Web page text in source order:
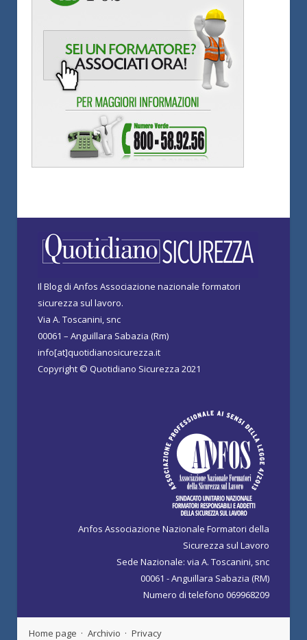
Il Blog di Anfos Associazione nazionale formatori
sicurezza sul lavoro.
Via A. Toscanini, snc
00061 – Anguillara Sabazia (Rm)
info[at]quotidianosicurezza.it
Copyright © Quotidiano Sicurezza 2021
Anfos Associazione Nazionale Formatori della
Sicurezza sul Lavoro
Sede Nazionale: via A. Toscanini, snc
00061 - Anguillara Sabazia (RM)
Numero di telefono 069968209
Home page Archivio Privacy